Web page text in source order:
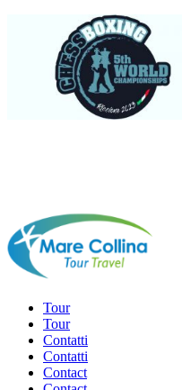
Tour
Tour
Contatti
Contatti
Contact